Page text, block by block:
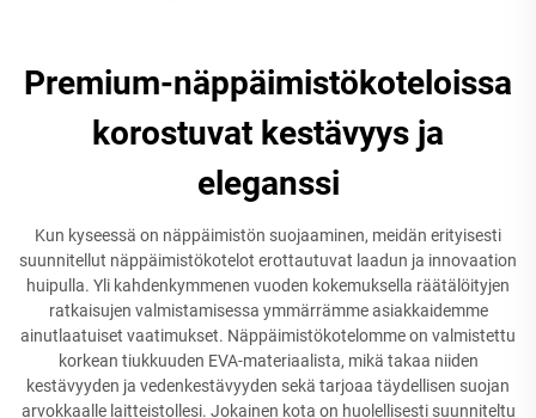
Premium-näppäimistökoteloissa
korostuvat kestävyys ja
eleganssi
Kun kyseessä on näppäimistön suojaaminen, meidän erityisesti
suunnitellut näppäimistökotelot erottautuvat laadun ja innovaation
huipulla. Yli kahdenkymmenen vuoden kokemuksella räätälöityjen
ratkaisujen valmistamisessa ymmärrämme asiakkaidemme
ainutlaatuiset vaatimukset. Näppäimistökotelomme on valmistettu
korkean tiukkuuden EVA-materiaalista, mikä takaa niiden
kestävyyden ja vedenkestävyyden sekä tarjoaa täydellisen suojan
arvokkaalle laitteistollesi. Jokainen kota on huolellisesti suunniteltu